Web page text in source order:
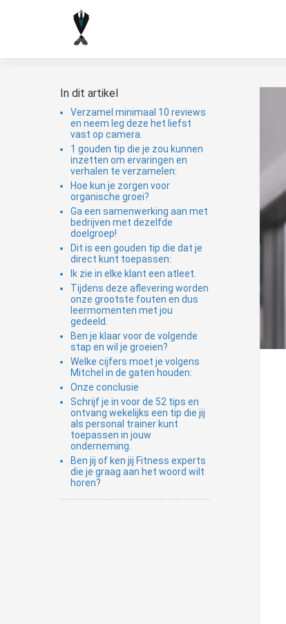
In dit artikel
Verzamel minimaal 10 reviews
en neem leg deze het liefst
vast op camera.
1 gouden tip die je zou kunnen
inzetten om ervaringen en
verhalen te verzamelen:
Hoe kun je zorgen voor
organische groei?
Ga een samenwerking aan met
bedrijven met dezelfde
doelgroep!
Dit is een gouden tip die dat je
direct kunt toepassen:
Ik zie in elke klant een atleet.
Tijdens deze aflevering worden
onze grootste fouten en dus
leermomenten met jou
gedeeld.
Ben je klaar voor de volgende
stap en wil je groeien?
Welke cijfers moet je volgens
Mitchel in de gaten houden:
Onze conclusie
Schrijf je in voor de 52 tips en
ontvang wekelijks een tip die jij
als personal trainer kunt
toepassen in jouw
onderneming.
Ben jij of ken jij Fitness experts
die je graag aan het woord wilt
horen?